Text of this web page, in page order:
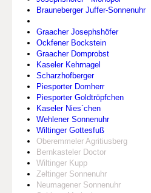
Brauneberger Juffer-Sonnenuhr
Graacher Josephshöfer
Ockfener Bockstein
Graacher Domprobst
Kaseler Kehrnagel
Scharzhofberger
Piesporter Domherr
Piesporter Goldtröpfchen
Kaseler Nies`chen
Wehlener Sonnenuhr
Wiltinger Gottesfuß
Oberemmeler Agritiusberg
Bernkasteler Doctor
Wiltinger Kupp
Zeltinger Sonnenuhr
Neumagener Sonnenuhr